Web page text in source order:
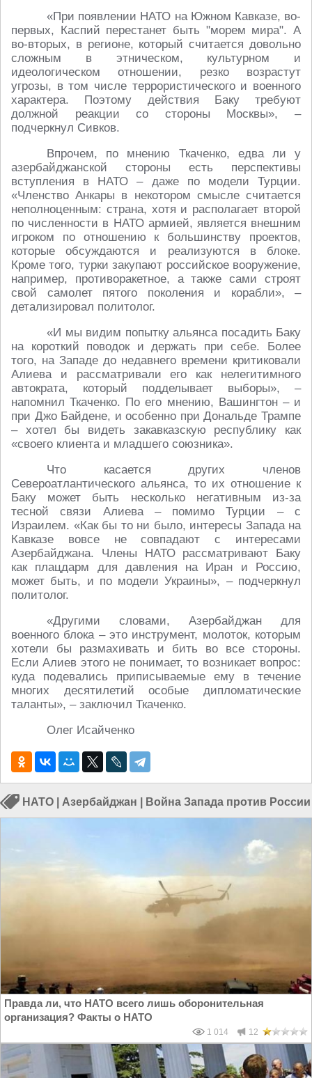
«При появлении НАТО на Южном Кавказе, во-
первых, Каспий перестанет быть "морем мира". А
во-вторых, в регионе, который считается довольно
сложным в этническом, культурном и
идеологическом отношении, резко возрастут
угрозы, в том числе террористического и военного
характера. Поэтому действия Баку требуют
должной реакции со стороны Москвы», –
подчеркнул Сивков.
Впрочем, по мнению Ткаченко, едва ли у
азербайджанской стороны есть перспективы
вступления в НАТО – даже по модели Турции.
«Членство Анкары в некотором смысле считается
неполноценным: страна, хотя и располагает второй
по численности в НАТО армией, является внешним
игроком по отношению к большинству проектов,
которые обсуждаются и реализуются в блоке.
Кроме того, турки закупают российское вооружение,
например, противоракетное, а также сами строят
свой самолет пятого поколения и корабли», –
детализировал политолог.
«И мы видим попытку альянса посадить Баку
на короткий поводок и держать при себе. Более
того, на Западе до недавнего времени критиковали
Алиева и рассматривали его как нелегитимного
автократа, который подделывает выборы», –
напомнил Ткаченко. По его мнению, Вашингтон – и
при Джо Байдене, и особенно при Дональде Трампе
– хотел бы видеть закавказскую республику как
«своего клиента и младшего союзника».
Что касается других членов
Североатлантического альянса, то их отношение к
Баку может быть несколько негативным из-за
тесной связи Алиева – помимо Турции – с
Израилем. «Как бы то ни было, интересы Запада на
Кавказе вовсе не совпадают с интересами
Азербайджана. Члены НАТО рассматривают Баку
как плацдарм для давления на Иран и Россию,
может быть, и по модели Украины», – подчеркнул
политолог.
«Другими словами, Азербайджан для
военного блока – это инструмент, молоток, которым
хотели бы размахивать и бить во все стороны.
Если Алиев этого не понимает, то возникает вопрос:
куда подевались приписываемые ему в течение
многих десятилетий особые дипломатические
таланты», – заключил Ткаченко.
Олег Исайченко
НАТО Азербайджан Война Запада против России
Правда ли, что НАТО всего лишь оборонительная
организация? Факты о НАТО
1 014 12